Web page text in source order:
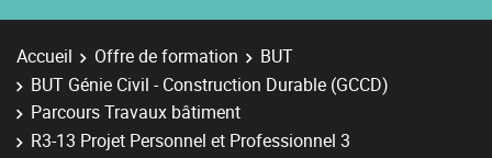
Accueil Offre de formation
BUT
BUT Génie Civil - Construction Durable (GCCD)
Parcours Travaux bâtiment
R3-13 Projet Personnel et Professionnel 3